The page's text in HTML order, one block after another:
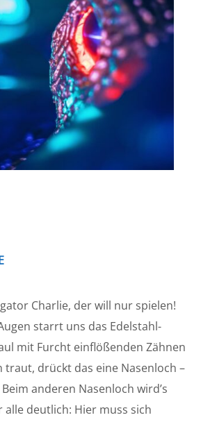
Charlie, der will nur spielen!
starrt uns das Edelstahl-
mit Furcht einflößenden Zähnen
traut, drückt das eine Nasenloch –
anderen Nasenloch wird’s
deutlich: Hier muss sich